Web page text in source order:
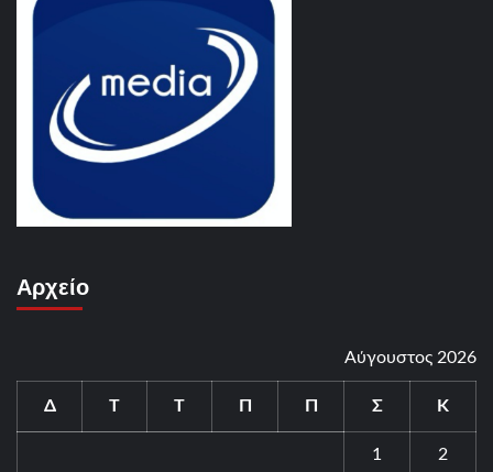
Αρχείο
Αύγουστος 2026
Δ Τ Τ Π Π Σ Κ
1 2